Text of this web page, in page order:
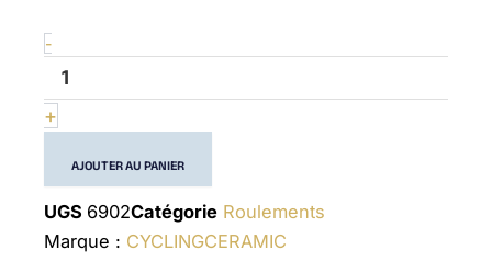
-
61902
(6902)
+
AJOUTER AU PANIER
UGS 6902Catégorie Roulements
Marque : CYCLINGCERAMIC